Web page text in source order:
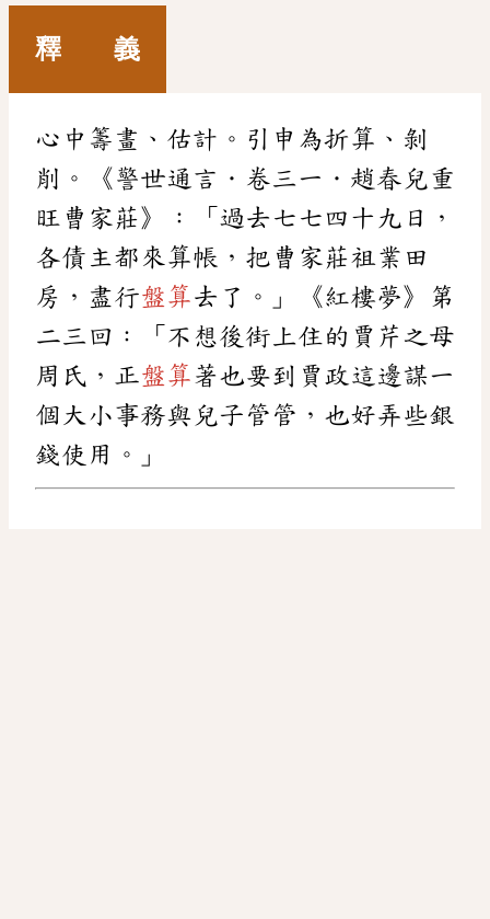
釋 義
心中籌畫、估計。引申為折算、剝
削。《警世通言．卷三一．趙春兒重
旺曹家莊》：「過去七七四十九日，
各債主都來算帳，把曹家莊祖業田
房，盡行盤算去了。」《紅樓夢》第
二三回：「不想後街上住的賈芹之母
周氏，正盤算著也要到賈政這邊謀一
個大小事務與兒子管管，也好弄些銀
錢使用。」